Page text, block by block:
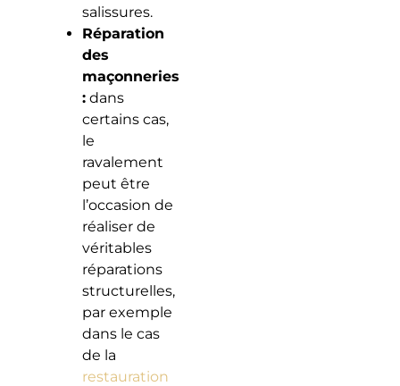
salissures.
Réparation
des
maçonneries
:dans
certains cas,
le
ravalement
peut être
l’occasion de
réaliser de
véritables
réparations
structurelles,
par exemple
dans le cas
de la
restauration